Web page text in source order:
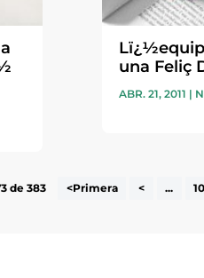
Lï¿½equip
una Feliç
ABR. 21, 2011 |
de 383 <Primera < ... 10